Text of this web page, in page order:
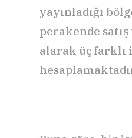
yayınladığı
perakende
alarak üç farklı